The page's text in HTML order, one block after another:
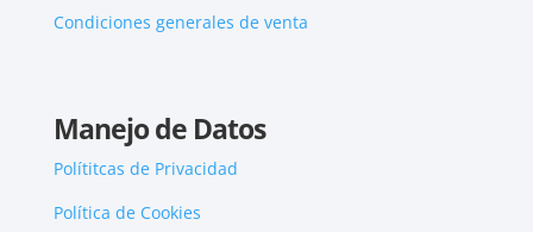
Condiciones generales de venta
Manejo de Datos
Polítitcas de Privacidad
Política de Cookies